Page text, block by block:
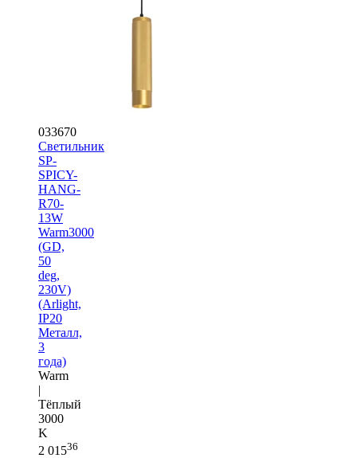
033670
Светильник
SP-
SPICY-
HANG-
R70-
13W
Warm3000
(GD,
50
deg,
230V)
(Arlight,
IP20
Металл,
3
года)
Warm
|
Тёплый
3000
K
2 01536